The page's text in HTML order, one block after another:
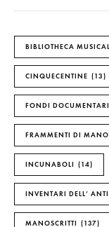
BIBLIOTHECA
CINQUECENTINE 13
FONDI DOCUMENTARI
FRAMMENTI DI
INCUNABOLI 14
INVENTARI DELL’
MANOSCRITTI 137